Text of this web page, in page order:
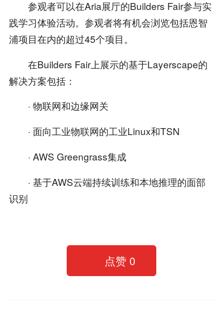
参观者可以在Aria展厅的Builders Fair参与实
践学习体验活动。参观者将有机会浏览包括恩智
浦项目在内的超过45个项目。
在Builders Fair上展示的基于Layerscape的
解决方案包括：
· 物联网和边缘网关
· 面向工业物联网的工业Linux和TSN
· AWS Greengrass集成
· 基于AWS云端持续训练和本地推理的面部
识别
点赞 0